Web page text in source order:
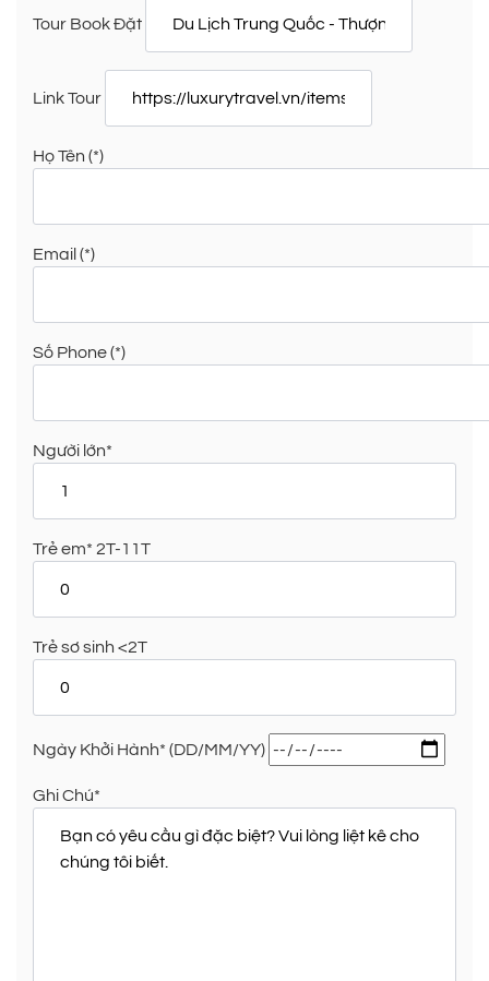
Tour Book Đặt
Link Tour
Họ Tên (*)
Email (*)
Số Phone (*)
Người lớn*
Trẻ em* 2T-11T
Trẻ sơ sinh <2T
Ngày Khởi Hành* (DD/MM/YY)
Ghi Chú*